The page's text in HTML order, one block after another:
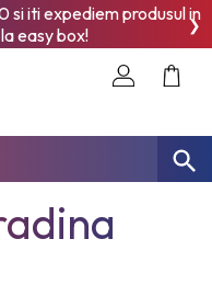
si iti expediem produsul in
easy box!
❯